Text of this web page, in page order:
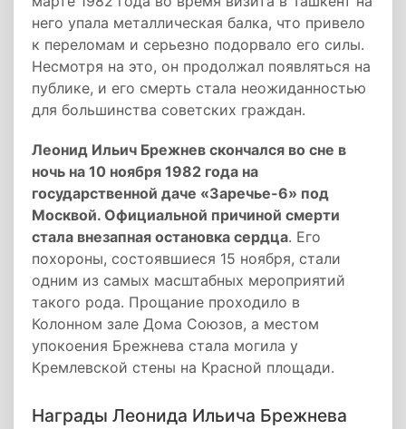
него упала металлическая балка, что привело
к переломам и серьезно подорвало его силы.
Несмотря на это, он продолжал появляться на
публике, и его смерть стала неожиданностью
для большинства советских граждан.
Леонид Ильич Брежнев скончался во сне в
ночь на 10 ноября 1982 года на
государственной даче «Заречье-6» под
Москвой. Официальной причиной смерти
стала внезапная остановка сердца. Его
похороны, состоявшиеся 15 ноября, стали
одним из самых масштабных мероприятий
такого рода. Прощание проходило в
Колонном зале Дома Союзов, а местом
упокоения Брежнева стала могила у
Кремлевской стены на Красной площади.
Награды Леонида Ильича Брежнева